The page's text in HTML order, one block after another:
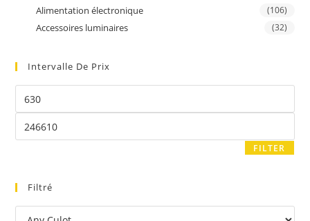
Alimentation électronique (106)
Accessoires luminaires (32)
Intervalle De Prix
FILTER
Filtré